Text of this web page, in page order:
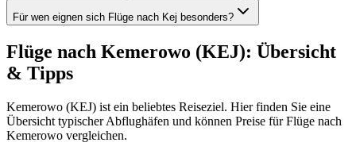
Für wen eignen sich Flüge nach Kej besonders?
Flüge nach Kemerowo (KEJ): Übersicht
& Tipps
Kemerowo (KEJ) ist ein beliebtes Reiseziel. Hier finden Sie eine
Übersicht typischer Abflughäfen und können Preise für Flüge nach
Kemerowo vergleichen.